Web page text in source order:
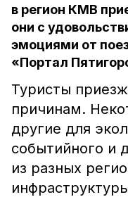
в регион КМВ
они с
эмоциями от
«Портал
Туристы
причинам.
другие для
событийного и
из разных